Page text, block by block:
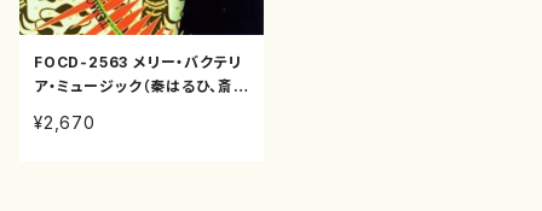
FOCD-2563 メリー・バクテリ
ア・ミュージック（秦はるひ、斎藤
D）
¥2,670